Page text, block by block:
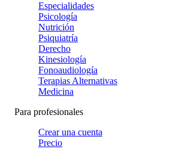
Especialidades
Psicología
Nutrición
Psiquiatría
Derecho
Kinesiología
Fonoaudiología
Terapias Alternativas
Medicina
Para profesionales
Crear una cuenta
Precio